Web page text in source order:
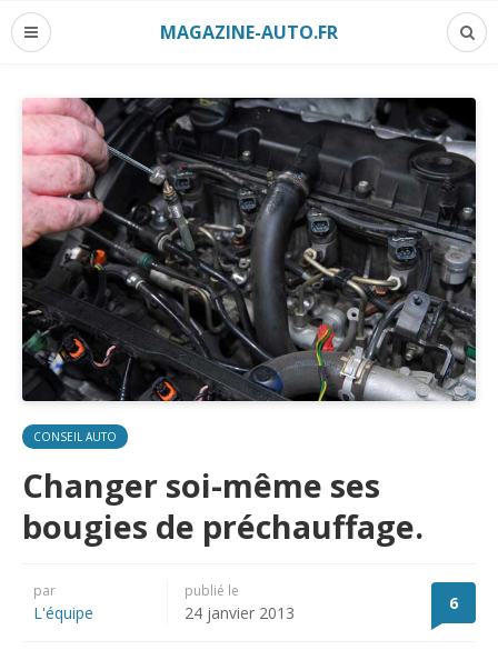
MAGAZINE-AUTO.FR
CONSEIL AUTO
Changer soi-même ses
bougies de préchauffage.
par
L'équipe
publié le
24 janvier 2013 6